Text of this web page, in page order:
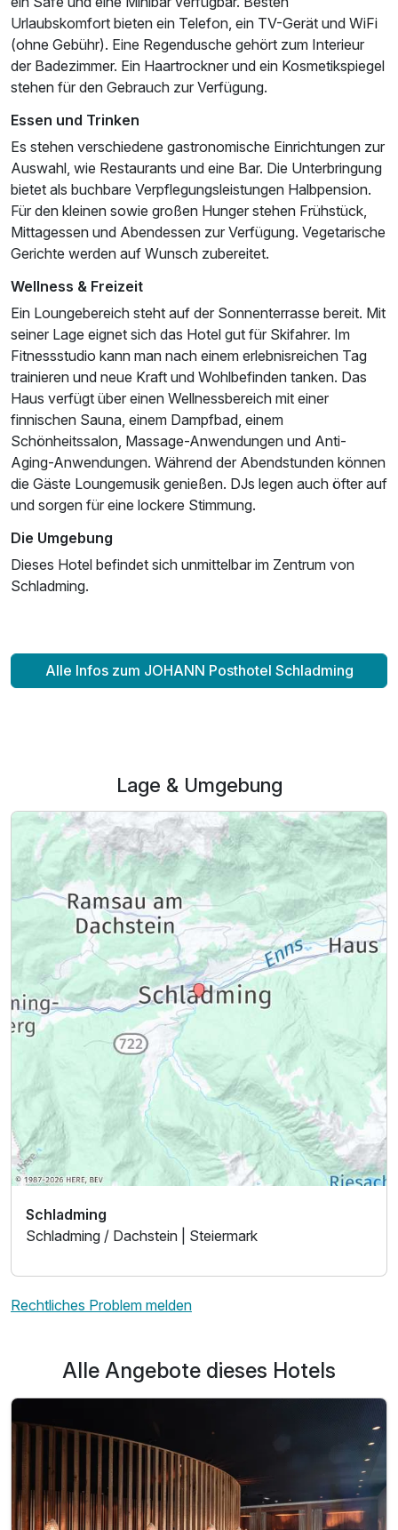
Ausstattung
Urlaubskomfort bieten ein Telefon, ein TV-Gerät und WiFi
(ohne Gebühr). Eine Regendusche gehört zum Interieur
der Badezimmer. Ein Haartrockner und ein Kosmetikspiegel
stehen für den Gebrauch zur Verfügung.
Essen und Trinken
Es stehen verschiedene gastronomische Einrichtungen zur
Auswahl, wie Restaurants und eine Bar. Die Unterbringung
bietet als buchbare Verpflegungsleistungen Halbpension.
Für den kleinen sowie großen Hunger stehen Frühstück,
Mittagessen und Abendessen zur Verfügung. Vegetarische
Gerichte werden auf Wunsch zubereitet.
Wellness & Freizeit
Ein Loungebereich steht auf der Sonnenterrasse bereit. Mit
seiner Lage eignet sich das Hotel gut für Skifahrer. Im
Fitnessstudio kann man nach einem erlebnisreichen Tag
trainieren und neue Kraft und Wohlbefinden tanken. Das
Haus verfügt über einen Wellnessbereich mit einer
finnischen Sauna, einem Dampfbad, einem
Schönheitssalon, Massage-Anwendungen und Anti-
Aging-Anwendungen. Während der Abendstunden können
die Gäste Loungemusik genießen. DJs legen auch öfter auf
und sorgen für eine lockere Stimmung.
Die Umgebung
Dieses Hotel befindet sich unmittelbar im Zentrum von
Schladming.
Alle Infos zum JOHANN Posthotel Schladming
Lage & Umgebung
Schladming
Schladming / Dachstein | Steiermark
Rechtliches Problem melden
Alle Angebote dieses Hotels